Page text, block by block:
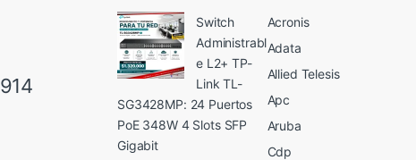
Switch
Administrabl
e L2+ TP-
Link TL-
SG3428MP: 24 Puertos
PoE 348W 4 Slots SFP
Gigabit
Acronis
Adata
Allied Telesis
Apc
Aruba
Cdp